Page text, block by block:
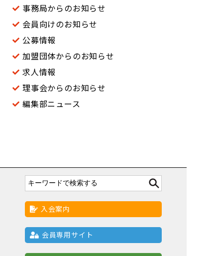
事務局からのお知らせ
会員向けのお知らせ
公募情報
加盟団体からのお知らせ
求人情報
理事会からのお知らせ
編集部ニュース
入会案内
会員専用サイト